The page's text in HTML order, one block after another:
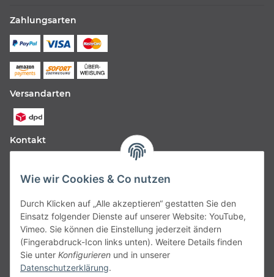
Zahlungsarten
Versandarten
Kontakt
Langstr. 51-53
63450 Hanau
Deutschland
Telefon:06181257350
E-Mail: shop@fabfive24.com
Wie wir Cookies & Co nutzen
Durch Klicken auf „Alle akzeptieren“ gestatten Sie den
Einsatz folgender Dienste auf unserer Website: YouTube,
Vimeo. Sie können die Einstellung jederzeit ändern
(Fingerabdruck-Icon links unten). Weitere Details finden
Sie unter Konfigurieren und in unserer
Datenschutzerklärung.